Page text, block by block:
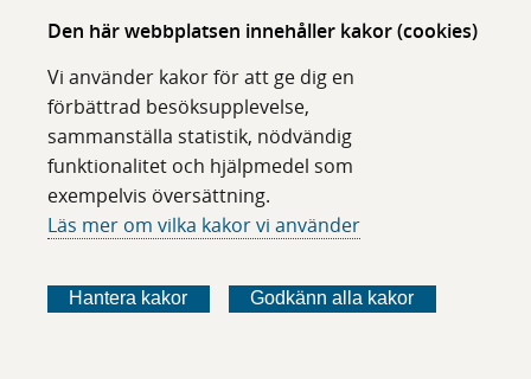
Den här webbplatsen innehåller kakor (cookies)
Vi använder kakor för att ge dig en
förbättrad besöksupplevelse,
sammanställa statistik, nödvändig
funktionalitet och hjälpmedel som
exempelvis översättning.
Läs mer om vilka kakor vi använder
Hantera kakor Godkänn alla kakor
Klinisk immunologi/transfusionsmedicin
Autoinflammation
Klinisk immunologi/transfusionsmedicin
Autoinflammation, genetisk utredning
Klinisk immunologi/transfusionsmedicin
Klinisk farmakologi